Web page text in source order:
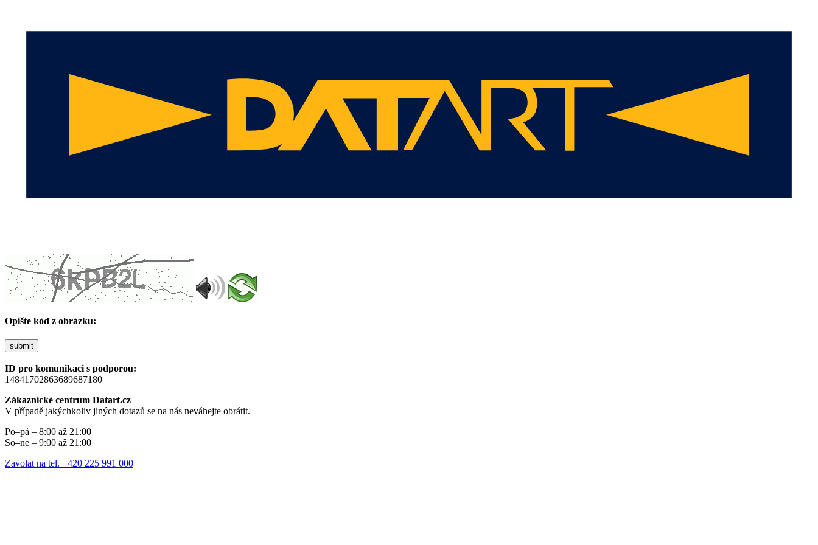
Opište kód z obrázku:
submit
ID pro komunikaci s podporou:
14841702863689687180
Zákaznické centrum Datart.cz
V případě jakýchkoliv jiných dotazů se na nás neváhejte obrátit.
Po–pá – 8:00 až 21:00
So–ne – 9:00 až 21:00
Zavolat na tel. +420 225 991 000